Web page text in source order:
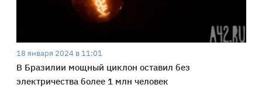
18 января 2024 в 11:01
В Бразилии мощный циклон оставил без
электричества более 1 млн человек